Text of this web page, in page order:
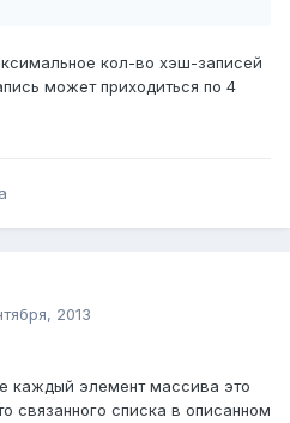
кол-во хэш-записей
может приходиться по 4
2013
каждый элемент массива это
связанного списка в описанном